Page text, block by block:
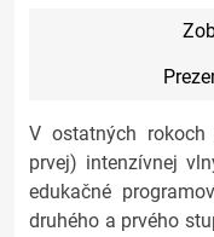
V ostatných
prvej) intenzívnej
edukačné
druhého a prvého